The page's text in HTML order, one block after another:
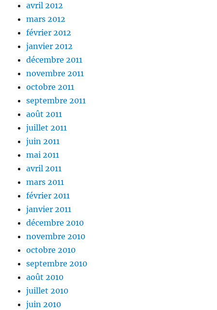
avril 2012
mars 2012
février 2012
janvier 2012
décembre 2011
novembre 2011
octobre 2011
septembre 2011
août 2011
juillet 2011
juin 2011
mai 2011
avril 2011
mars 2011
février 2011
janvier 2011
décembre 2010
novembre 2010
octobre 2010
septembre 2010
août 2010
juillet 2010
juin 2010